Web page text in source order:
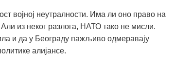
војној неутралности. Има ли оно право на
из неког разлога, НАТО тако не мисли.
и да у Београду пажљиво одмеравају
алијансе.